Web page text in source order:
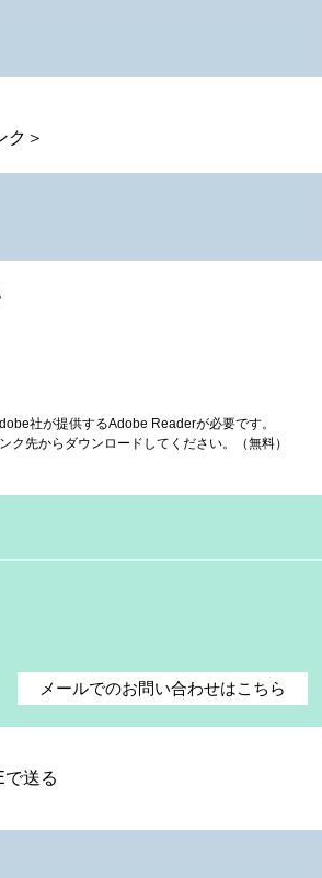
ク＞
社が提供するAdobe Readerが必要です。
先からダウンロードしてください。（無料）
メールでのお問い合わせはこちら
で送る